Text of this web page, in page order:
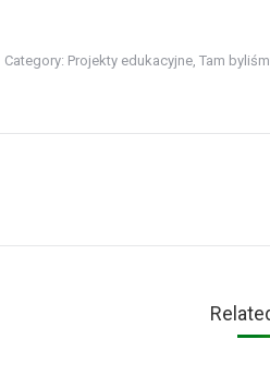
Category: Projekty edukacyjne, Tam